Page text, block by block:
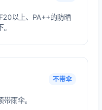
以上、PA++的防晒
不带伞
雨伞。